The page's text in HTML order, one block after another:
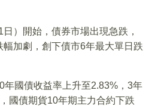
）開始，債券市場出現急跌，
加劇，創下債市6年最大單日跌
年國債收益率上升至2.83%，3年
國債期貨10年期主力合約下跌